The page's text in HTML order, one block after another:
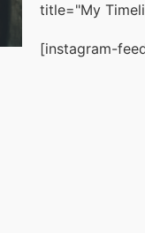
title="My
[instagram-